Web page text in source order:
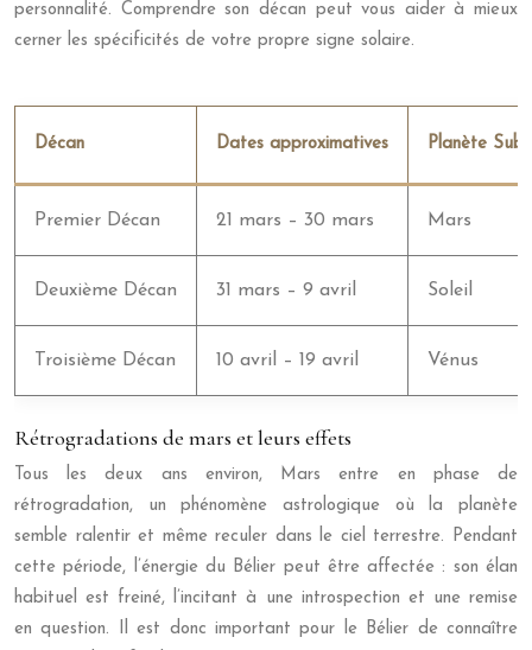
personnalité. Comprendre son décan peut vous aider à mieux
cerner les spécificités de votre propre signe solaire.
Décan Dates approximatives Planète
Premier Décan 21 mars – 30 mars Mars
Deuxième Décan 31 mars – 9 avril Soleil
Troisième Décan 10 avril – 19 avril Vénus
Rétrogradations de mars et leurs effets
Tous les deux ans environ, Mars entre en phase de
rétrogradation, un phénomène astrologique où la planète
semble ralentir et même reculer dans le ciel terrestre. Pendant
cette période, l’énergie du Bélier peut être affectée : son élan
habituel est freiné, l’incitant à une introspection et une remise
en question. Il est donc important pour le Bélier de connaître